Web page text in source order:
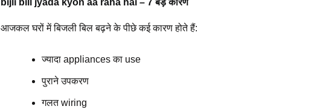
bijli bill jyada kyon aa raha hai – 7 बड़े कारण
आजकल घरों में बिजली बिल बढ़ने के पीछे कई कारण होते हैं:
ज्यादा appliances का use
पुराने उपकरण
गलत wiring